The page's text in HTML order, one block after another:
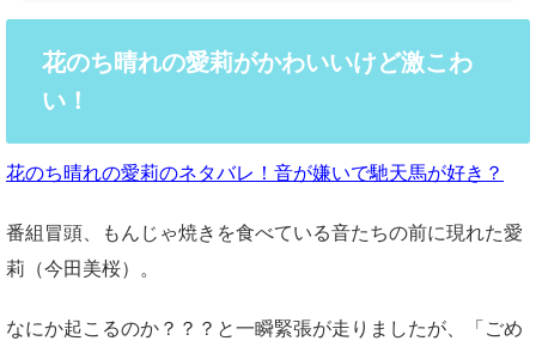
花のち晴れの愛莉がかわいいけど激こわ
い！
花のち晴れの愛莉のネタバレ！音が嫌いで馳天馬が好き？
番組冒頭、もんじゃ焼きを食べている音たちの前に現れた愛
莉（今田美桜）。
なにか起こるのか？？？と一瞬緊張が走りましたが、「ごめ